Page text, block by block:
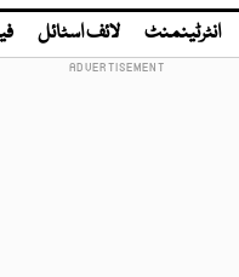
انٹرٹینمنٹ لائف اسٹائل